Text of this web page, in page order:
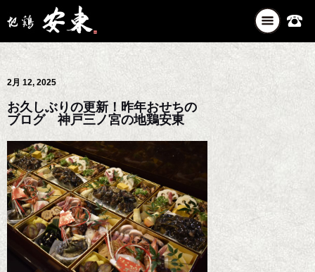
ナ
ビ
ゲ
シ
2月 12, 2025
お久しぶりの更新！昨年おせちの
ブログ 神戸三ノ宮の地鶏安東